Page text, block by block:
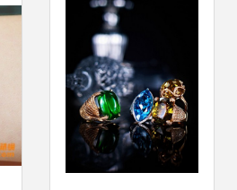
老琥珀手链30克图
片_来自藏友见今
思古_珠宝_地摊交
易_华夏收藏网